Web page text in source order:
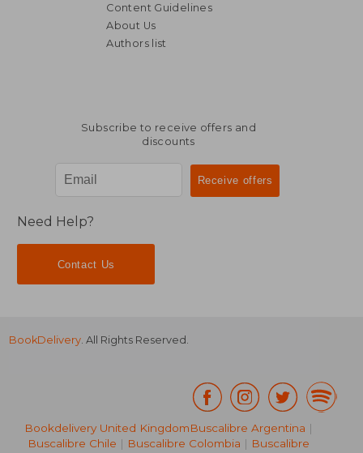
Content Guidelines
About Us
Authors list
Subscribe to receive offers and
discounts
Need Help?
Contact Us
BookDelivery. All Rights Reserved.
Bookdelivery United KingdomBuscalibre Argentina |
Buscalibre Chile | Buscalibre Colombia | Buscalibre